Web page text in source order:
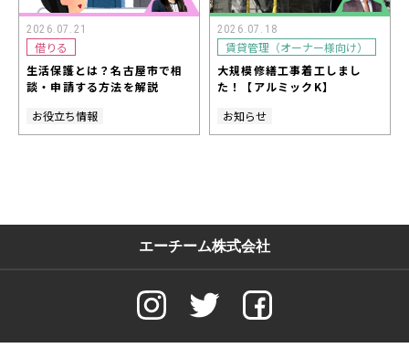
2026.07.21
借りる
生活保護とは？名古屋市で相
談・申請する方法を解説
お役立ち情報
2026.07.18
賃貸管理（オーナー様向け）
大規模修繕工事着工しまし
た！【アルミックK】
お知らせ
エーチーム株式会社